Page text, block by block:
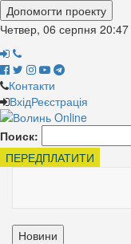
Допомогти проекту
Четвер, 06 серпня 20:47
Контакти
ВхідРеєстрація
Поиск:
ПЕРЕДПЛАТИТИ
Новини